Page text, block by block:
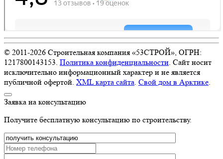
© 2011-2026 Строительная компания «53СТРОЙ», ОГРН:
1217800143153. Политика конфиденциальности. Сайт носит
исключительно информационный характер и не является
публичной офертой. XML карта сайта. Свой дом в Арктике.
Заявка на консультацию
Получите бесплатную консультацию по строительству.